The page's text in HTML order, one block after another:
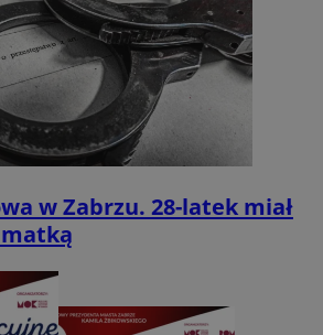
w Zabrzu. 28-latek miał